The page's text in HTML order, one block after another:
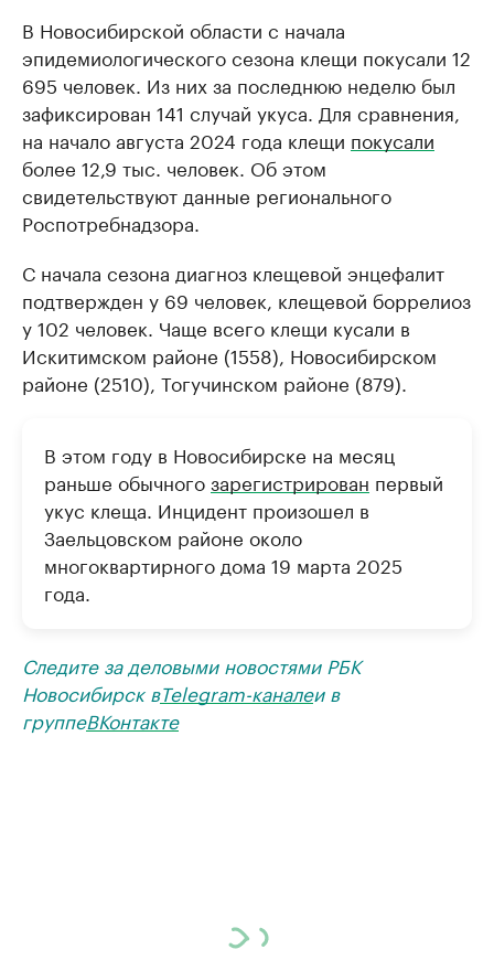
В Новосибирской области с начала
эпидемиологического сезона клещи покусали 12
695 человек. Из них за последнюю неделю был
зафиксирован 141 случай укуса. Для сравнения,
на начало августа 2024 года клещи покусали
более 12,9 тыс. человек. Об этом
свидетельствуют данные регионального
Роспотребнадзора.
С начала сезона диагноз клещевой энцефалит
подтвержден у 69 человек, клещевой боррелиоз
у 102 человек. Чаще всего клещи кусали в
Искитимском районе (1558), Новосибирском
районе (2510), Тогучинском районе (879).
В этом году в Новосибирске на месяц
раньше обычногозарегистрирован первый
укус клеща. Инцидент произошел в
Заельцовском районе около
многоквартирного дома 19 марта 2025
года.
Следите за деловыми новостями РБК
Новосибирск вTelegram-каналеи в
группеВКонтакте